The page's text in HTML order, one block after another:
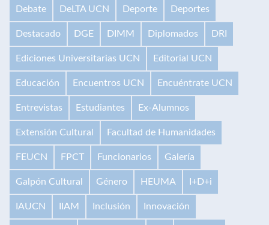
Debate DeLTA UCN Deporte Deportes
Destacado DGE DIMM Diplomados DRI
Ediciones Universitarias UCN Editorial UCN
Educación Encuentros UCN Encuéntrate UCN
Entrevistas Estudiantes Ex-Alumnos
Extensión Cultural Facultad de Humanidades
FEUCN FPCT Funcionarios Galería
Galpón Cultural Género HEUMA I+D+i
IAUCN IIAM Inclusión Innovación